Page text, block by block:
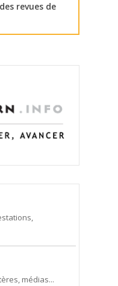
revues de
médias...